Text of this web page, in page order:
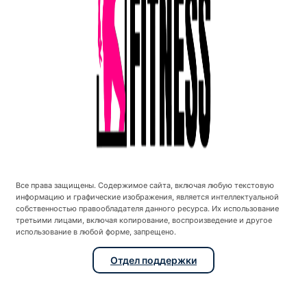
Все права защищены. Содержимое сайта, включая любую текстовую
информацию и графические изображения, является интеллектуальной
собственностью правообладателя данного ресурса. Их использование
третьими лицами, включая копирование, воспроизведение и другое
использование в любой форме, запрещено.
Отдел поддержки